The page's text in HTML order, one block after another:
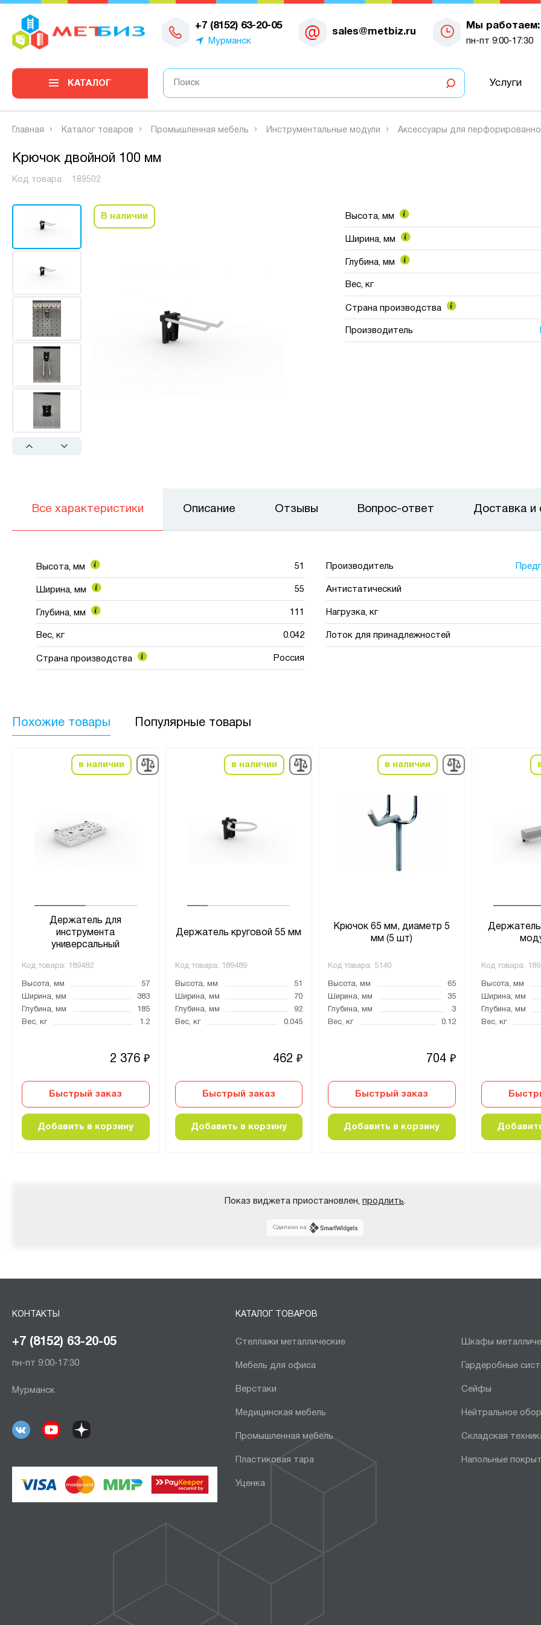
+7 (8152) 63-20-05
Мурманск
sales@metbiz.ru
Мы работаем:
пн-пт 9:00-17:30
0
КАТАЛОГ Услуги
Главная Каталог товаров Промышленная мебель Инструментальные модули Аксессуары для
Крючок двойной 100 мм
Код товара: 189502
Previous Next
В наличии Высота, мм
Ширина, мм
Глубина, мм
Вес, кг
Страна производства
Производитель
Все характеристики
Высота, мм 51
Ширина, мм 55
Глубина, мм 111
Вес, кг 0.042
Страна производства Россия
Производитель
Антистатический
Нагрузка, кг
Лоток для принадлежностей
Описание Отзывы Вопрос-ответ Доставка и
Похожие товары Популярные товары
в наличии
Держатель для
инструмента
универсальный
Код товара: 189482
Высота, мм
57
Ширина, мм
383
Глубина, мм
185
Вес, кг
1.2
2 376 ₽
Быстрый заказ
Добавить в корзину
в наличии
Держатель круговой 55 мм
Код товара: 189489
Высота, мм
51
Ширина, мм
70
Глубина, мм
92
Вес, кг
0.045
462 ₽
Быстрый заказ
Добавить в корзину
в наличии
Крючок 65 мм, диаметр 5
мм (5 шт)
Код товара: 5140
Высота, мм
65
Ширина, мм
35
Глубина, мм
3
Вес, кг
0.12
704 ₽
Быстрый заказ
Добавить в корзину
Держатель
Код товара:
Высота, мм
Ширина, мм
Глубина, мм
Вес, кг
Показ виджета приостановлен, продлить
Сделано на
КОНТАКТЫ
+7 (8152) 63-20-05
пн-пт 9:00-17:30
Мурманск
КАТАЛОГ ТОВАРОВ
Стеллажи металлические Шкафы
Мебель для офиса Гардеробные
Верстаки Сейфы
Медицинская мебель Нейтральное
Промышленная мебель Складская
Пластиковая тара Напольные
Уценка